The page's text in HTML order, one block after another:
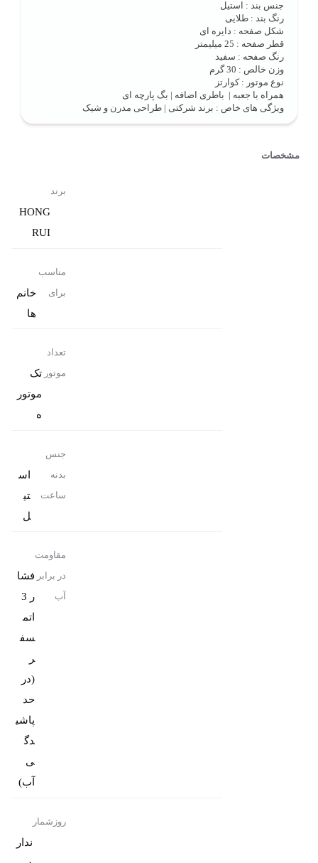
جنس بند : استیل
رنگ بند : طلایی
شکل صفحه : دایره ای
قطر صفحه : 25 میلیمتر
رنگ صفحه : سفید
وزن خالص : 30 گرم
نوع موتور : کوارتز
همراه با جعبه | باطری اضافه | بگ پارچه ای
ویژگی های خاص : برند شرکتی | طراحی مدرن و شیک
مشخصات
برند
HONG
RUI
مناسب
برای
خانم
ها
تعداد
موتور تک
موتور
ه
جنس
بدنه
ساعت
اس
تی
ل
مقاومت
در برابر
آب
فشا
ر 3
اتم
سف
ر
(در
حد
پاشی
دگ
ی
آب)
روزشمار
ندار